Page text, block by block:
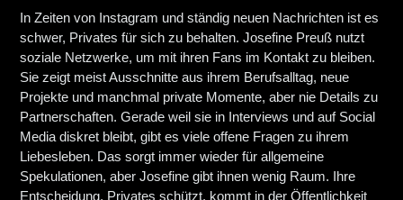
In Zeiten von Instagram und ständig neuen Nachrichten ist es
schwer, Privates für sich zu behalten. Josefine Preuß nutzt
soziale Netzwerke, um mit ihren Fans im Kontakt zu bleiben.
Sie zeigt meist Ausschnitte aus ihrem Berufsalltag, neue
Projekte und manchmal private Momente, aber nie Details zu
Partnerschaften. Gerade weil sie in Interviews und auf Social
Media diskret bleibt, gibt es viele offene Fragen zu ihrem
Liebesleben. Das sorgt immer wieder für allgemeine
Spekulationen, aber Josefine gibt ihnen wenig Raum. Ihre
Entscheidung, Privates schützt, kommt in der Öffentlichkeit